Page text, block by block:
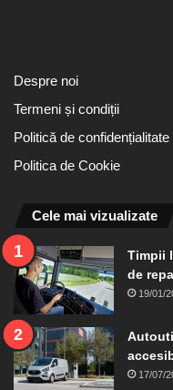
Despre noi
Termeni și condiții
Politică de confidențialitate
Politica de Cookie
Cele mai vizualizate
Timpii
de
19/01/
17/07/